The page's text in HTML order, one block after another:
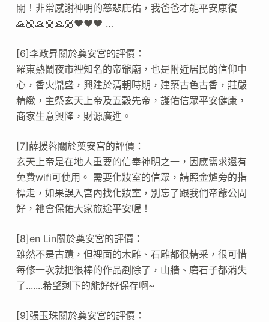
關！非常感謝神明的慈悲庇佑，我爸爸才能平安康復
🙏🏼🙏🏼🙏🏼❤️❤️❤️ …
[6]李政昇關於奠安宮的評價：
羅東熱鬧夜市裡知名的帝爺廟，也是附近居民的信仰中
心，香火鼎盛，興建於清朝時期，建築古色古香，莊嚴
精緻，主祭玄天上帝及五穀先帝，護佑信眾平安健康，
商家生意興隆，財源廣進。
[7]薛援蓉關於奠安宮的評價：
玄天上帝是在地人重要的信奉神明之一，因應需求還有
免費wifi可使用。 需要化妝室的信眾，請照金爐旁的指
標走，如果誤入宮內找化妝室，別忘了跟我們帝爺公問
好，祂會保佑大家旅途平安喔！
[8]en Lin關於奠安宮的評價：
雖然不是古蹟，但裡面的木雕、石雕都很精采，很可惜
每修一次就把很棒的作品剷除了，山牆、磨石子都消失
了.......希望剩下的能好好保存啊~
[9]張玉珠關於奠安宮的評價：